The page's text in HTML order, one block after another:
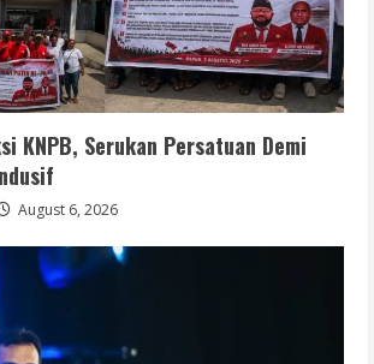
KNPB, Serukan Persatuan Demi
August 6, 2026